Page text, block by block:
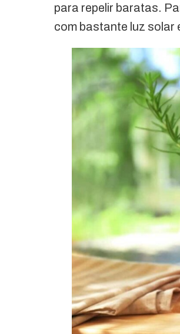
para repelir baratas.
com bastante luz solar